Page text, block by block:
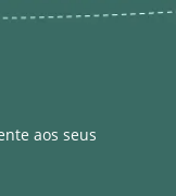
aos seus